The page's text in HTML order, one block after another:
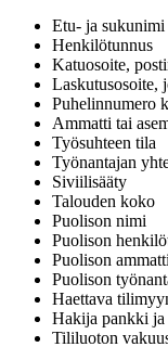
Etu- ja sukunimi
Henkilötunnus
Katuosoite,
Laskutusosoite,
Puhelinnumero
Ammatti tai
Työsuhteen tila
Työnantajan
Siviilisääty
Talouden koko
Puolison nimi
Puolison
Puolison ammatti
Puolison
Haettava
Hakija pankki
Tililuoton